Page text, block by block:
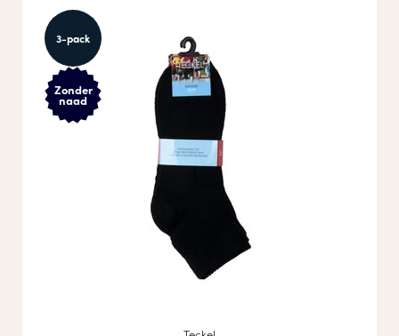
3-pack
Zonder
naad